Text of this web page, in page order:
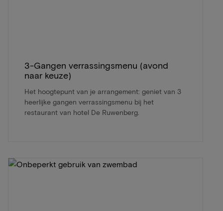
3-Gangen verrassingsmenu (avond
naar keuze)
Het hoogtepunt van je arrangement: geniet van 3
heerlijke gangen verrassingsmenu bij het
restaurant van hotel De Ruwenberg.